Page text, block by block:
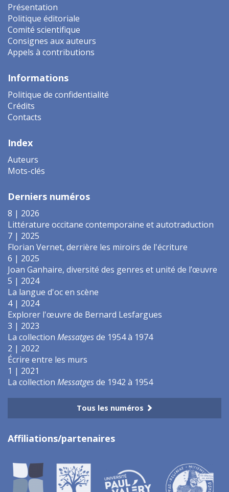
Présentation
Politique éditoriale
Comité scientifique
Consignes aux auteurs
Appels à contributions
Informations
Politique de confidentialité
Crédits
Contacts
Index
Auteurs
Mots-clés
Derniers numéros
8 | 2026
Littérature occitane contemporaine et autotraduction
7 | 2025
Florian Vernet, derrière les miroirs de l'écriture
6 | 2025
Joan Ganhaire, diversité des genres et unité de l’œuvre
5 | 2024
La langue d'oc en scène
4 | 2024
Explorer l'œuvre de Bernard Lesfargues
3 | 2023
La collection Messatgesde 1954 à 1974
2 | 2022
Écrire entre les murs
1 | 2021
La collection Messatgesde 1942 à 1954
Tous les numéros
Affiliations/partenaires